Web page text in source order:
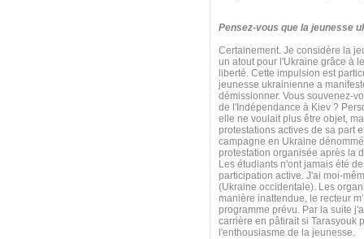
Pensez-vous que la jeunesse
Certainement. Je considère la
un atout pour l'Ukraine grâce à
liberté. Cette impulsion est
jeunesse ukrainienne a
démissionner. Vous souvenez-
de l'Indépendance à Kiev ?
elle ne voulait plus être objet,
protestations actives de sa part
campagne en Ukraine
protestation organisée après la
Les étudiants n'ont jamais été
participation active. J'ai moi-
(Ukraine occidentale). Les
manière inattendue, le recteur
programme prévu. Par la suite
carrière en pâtirait si Tarasyouk
l'enthousiasme de la jeunesse.